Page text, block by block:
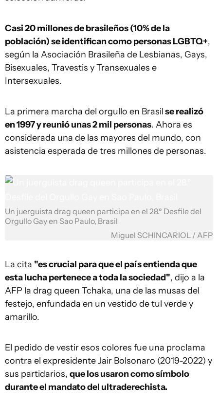
Casi 20 millones de brasileños (10% de la
población) se identifican como personas LGBTQ+,
según la Asociación Brasileña de Lesbianas, Gays,
Bisexuales, Travestis y Transexuales e
Intersexuales.
La primera marcha del orgullo en Brasilse realizó
en 1997 y reunió unas 2 mil personas. Ahora es
considerada una de las mayores del mundo, con
asistencia esperada de tres millones de personas.
Un juerguista drag queen participa en el 28.º Desfile del
Orgullo Gay en Sao Paulo, Brasil
Miguel SCHINCARIOL / AFP
La cita "es crucial para que el país entienda que
esta lucha pertenece a toda la sociedad", dijo a la
AFP la drag queen Tchaka, una de las musas del
festejo, enfundada en un vestido de tul verde y
amarillo.
El pedido de vestir esos colores fue una proclama
contra el expresidente Jair Bolsonaro (2019-2022) y
sus partidarios, que los usaron como símbolo
durante el mandato del ultraderechista.